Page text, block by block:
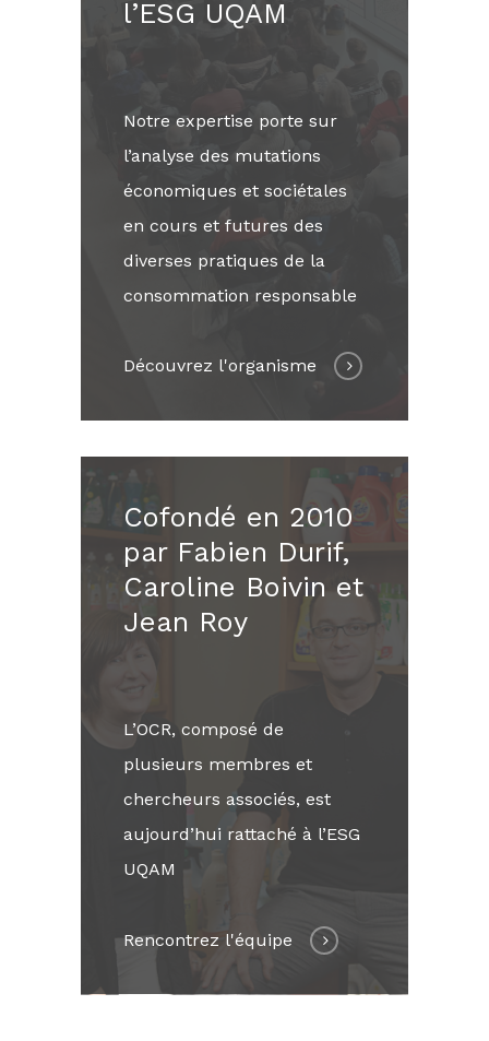
l’ESG UQAM
Notre expertise porte sur
l’analyse des mutations
économiques et sociétales
en cours et futures des
diverses pratiques de la
consommation responsable
Découvrez l'organisme
Cofondé en 2010
par Fabien Durif,
Caroline Boivin et
Jean Roy
L’OCR, composé de
plusieurs membres et
chercheurs associés, est
aujourd’hui rattaché à l’ESG
UQAM
Rencontrez l'équipe